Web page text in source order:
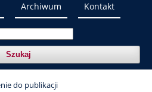
Archiwum Kontakt
Szukaj
do publikacji